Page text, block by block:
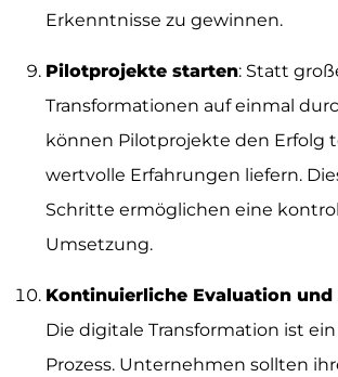
Erkenntnisse zu gewinnen.
Pilotprojekte starten: Statt
Transformationen auf einmal
können Pilotprojekte den Erfolg
wertvolle Erfahrungen liefern.
Schritte ermöglichen eine
Umsetzung.
Kontinuierliche Evaluation und
Die digitale Transformation ist
Prozess. Unternehmen sollten